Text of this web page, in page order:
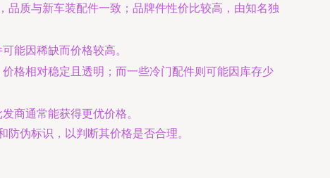
品质与新车装配件一致；品牌件性价比较高，由知名独
能因稀缺而价格较高。
格相对稳定且透明；而一些冷门配件则可能因库存少
商通常能获得更优价格。
伪标识，以判断其价格是否合理。